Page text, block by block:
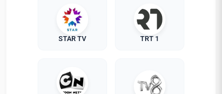
STAR TV TRT 1